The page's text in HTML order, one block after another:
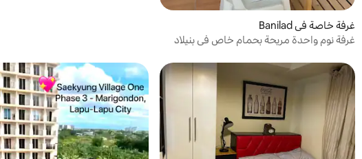
غرفة خاصة في Banilad
غرفة نوم واحدة مريحة بحمام خاص في بنيلاد